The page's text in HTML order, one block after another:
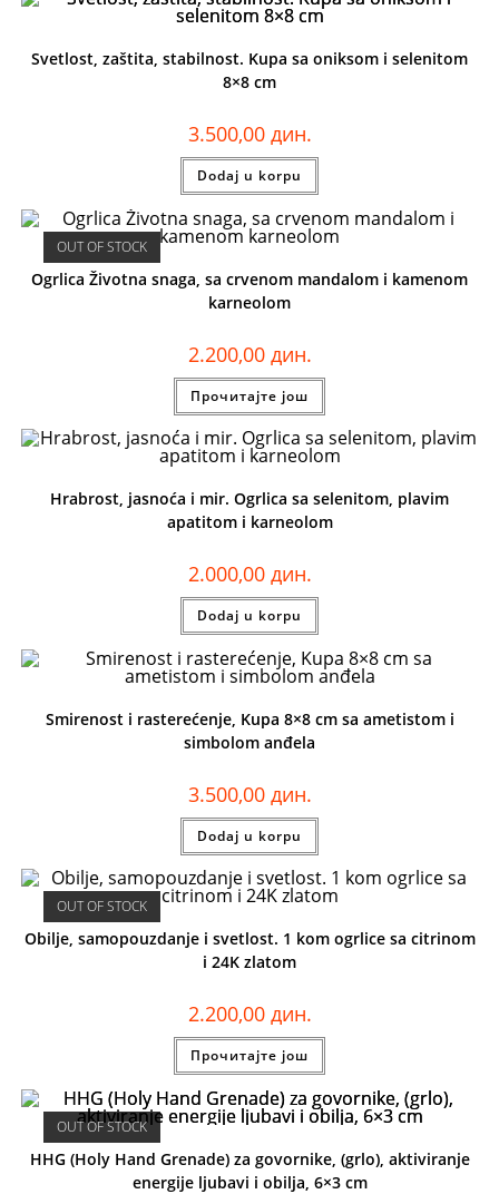
Svetlost, zaštita, stabilnost. Kupa sa oniksom i selenitom
8×8 cm
3.500,00 дин.
Dodaj u korpu
OUT OF STOCK
Ogrlica Životna snaga, sa crvenom mandalom i kamenom
karneolom
2.200,00 дин.
Прочитајте још
Hrabrost, jasnoća i mir. Ogrlica sa selenitom, plavim
apatitom i karneolom
2.000,00 дин.
Dodaj u korpu
Smirenost i rasterećenje, Kupa 8×8 cm sa ametistom i
simbolom anđela
3.500,00 дин.
Dodaj u korpu
OUT OF STOCK
Obilje, samopouzdanje i svetlost. 1 kom ogrlice sa citrinom
i 24K zlatom
2.200,00 дин.
Прочитајте још
OUT OF STOCK
HHG (Holy Hand Grenade) za govornike, (grlo), aktiviranje
energije ljubavi i obilja, 6×3 cm